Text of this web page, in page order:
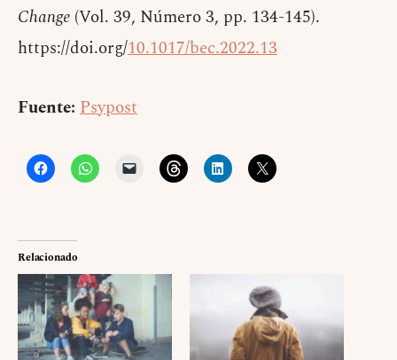
Change (Vol. 39, Número 3, pp. 134-145).
https://doi.org/10.1017/bec.2022.13
Fuente: Psypost
Relacionado